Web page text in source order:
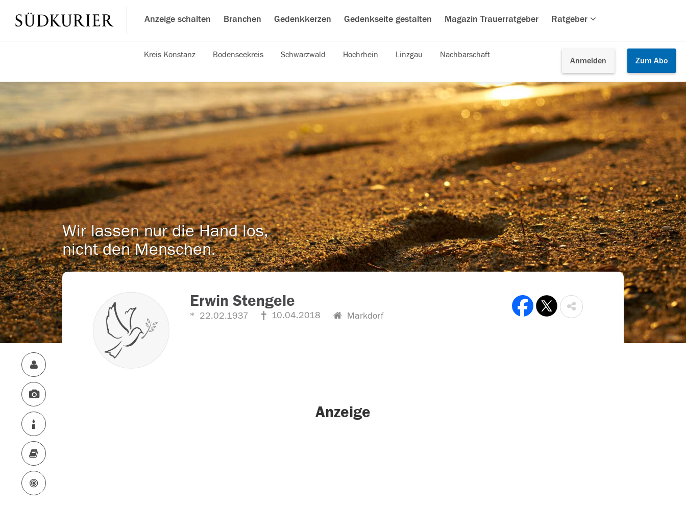
Anzeige schalten Branchen Gedenkkerzen Gedenkseite gestalten Magazin Trauerratgeber Ratgeber
Anmelden Zum Abo
Kreis Konstanz Bodenseekreis Schwarzwald Hochrhein Linzgau Nachbarschaft
Wir lassen nur die Hand los,
nicht den Menschen.
Erwin Stengele
22.02.1937 10.04.2018 Markdorf
Anzeige